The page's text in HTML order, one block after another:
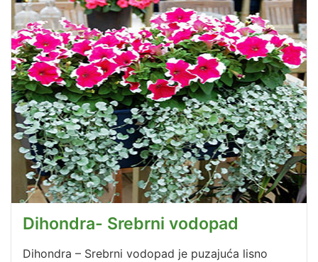
Dihondra- Srebrni vodopad
Dihondra – Srebrni vodopad je puzajuća lisno